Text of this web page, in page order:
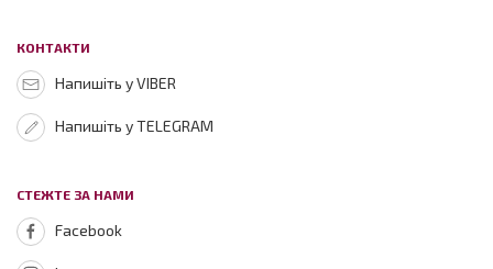
КОНТАКТИ
Напишіть у VIBER
Напишіть у TELEGRAM
СТЕЖТЕ ЗА НАМИ
Facebook